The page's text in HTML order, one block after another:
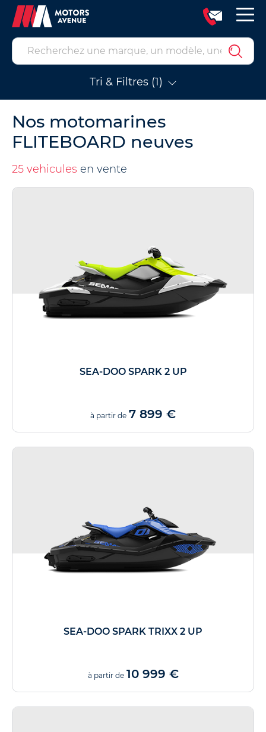
Tri & Filtres (1)
Nos motomarines
FLITEBOARD neuves
25 vehicules en vente
SEA-DOO SPARK 2 UP
à partir de 7 899 €
SEA-DOO SPARK TRIXX 2 UP
à partir de 10 999 €